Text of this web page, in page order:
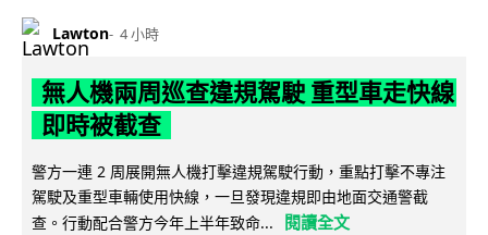
Lawton 4 小時
無人機兩周巡查違規駕駛 重型車走快線
即時被截查
警方一連 2 周展開無人機打擊違規駕駛行動，重點打擊不專注
駕駛及重型車輛使用快線，一旦發現違規即由地面交通警截
查。行動配合警方今年上半年致命...
閱讀全文